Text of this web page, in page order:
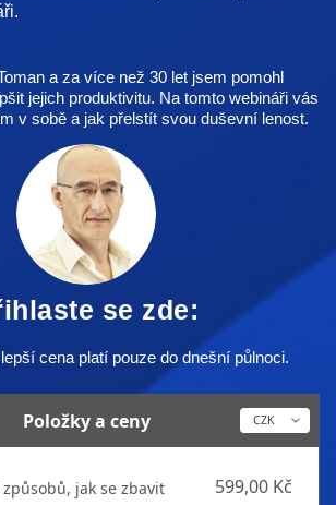
a za více než 30 let jsem pomohl
jejich produktivitu. Na tomto webináři vás
v sobě a jak přelstít svou duševní lenost.
se zde:
cena platí pouze do dnešní půlnoci.
Položky a ceny
jak se zbavit
599,00 Kč